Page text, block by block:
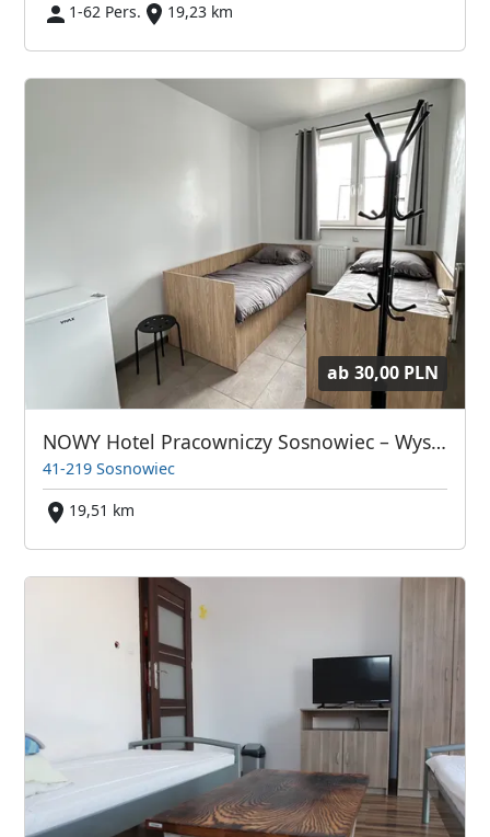
1-62 Pers.
19,23 km
ab 30,00 PLN
NOWY Hotel Pracowniczy Sosnowiec – Wysoki Standard, Duży Parking, Wi-Fi - 22 osoby
41-219 Sosnowiec
19,51 km